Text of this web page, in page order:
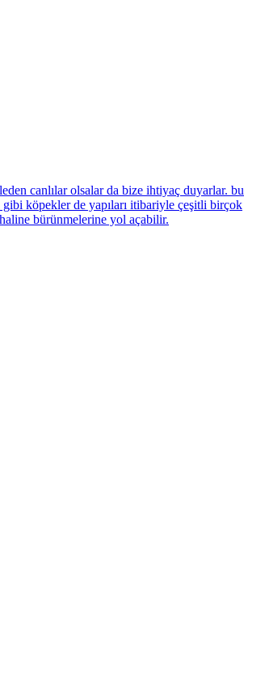
canlılar olsalar da bize ihtiyaç duyarlar. bu
köpekler de yapıları itibariyle çeşitli birçok
bürünmelerine yol açabilir.